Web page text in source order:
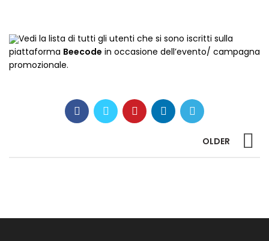
Vedi la lista di tutti gli utenti che si sono iscritti sulla
piattaforma Beecode in occasione dell’evento/ campagna
promozionale.
OLDER